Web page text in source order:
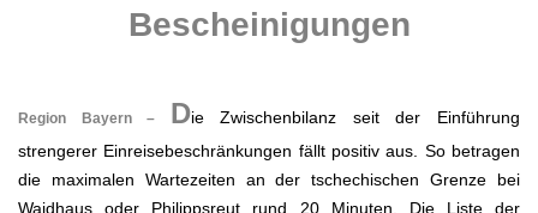
Bescheinigungen
Region Bayern – Die Zwischenbilanz seit der Einführung
strengerer Einreisebeschränkungen fällt positiv aus. So betragen
die maximalen Wartezeiten an der tschechischen Grenze bei
Waidhaus oder Philippsreut rund 20 Minuten. Die Liste der